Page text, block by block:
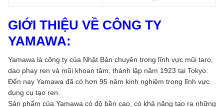
GIỚI THIỆU VỀ CÔNG TY
YAMAWA:
Yamawa là công ty của Nhật Bản chuyên trong lĩnh vực mũi taro,
dao phay ren và mũi khoan tâm, thành lập năm 1923 tại Tokyo.
Đến nay Yamawa đã có hơn 95 năm kinh nghiệm trong lĩnh vực
dụng cụ tạo ren.
Sản phẩm của Yamawa có độ bền cao, có khả năng tạo ra những